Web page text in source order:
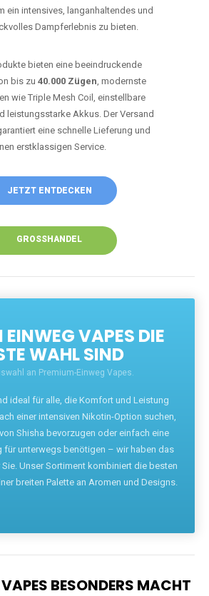
ein intensives, langanhaltendes und
Dampferlebnis zu bieten.
bieten eine beeindruckende
bis zu 40.000 Zügen, modernste
wie Triple Mesh Coil, einstellbare
leistungsstarke Akkus. Der Versand
eine schnelle Lieferung und
erstklassigen Service.
JETZT ENTDECKEN
GROSSHANDEL
VAPES DIE
WAHL SIND
an Premium-Einweg Vapes.
ideal für alle, die Komfort und Leistung
einer intensiven Nikotin-Option suchen,
Shisha bevorzugen oder einfach eine
für unterwegs benötigen – wir haben das
Unser Sortiment kombiniert die besten
breiten Palette an Aromen und Designs.
BESONDERS MACHT